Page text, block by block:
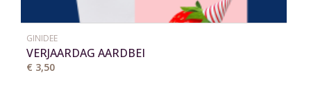
GINIDEE
VERJAARDAG AARDBEI
€ 3,50